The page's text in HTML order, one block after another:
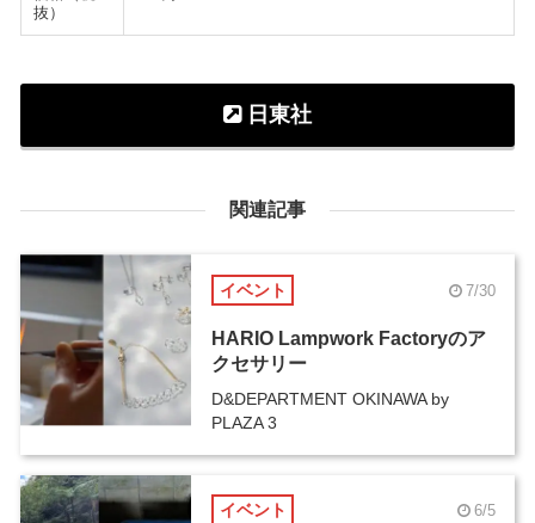
抜）
日東社
関連記事
イベント 7/30
HARIO Lampwork Factoryのア
クセサリー
D&DEPARTMENT OKINAWA by
PLAZA 3
イベント 6/5